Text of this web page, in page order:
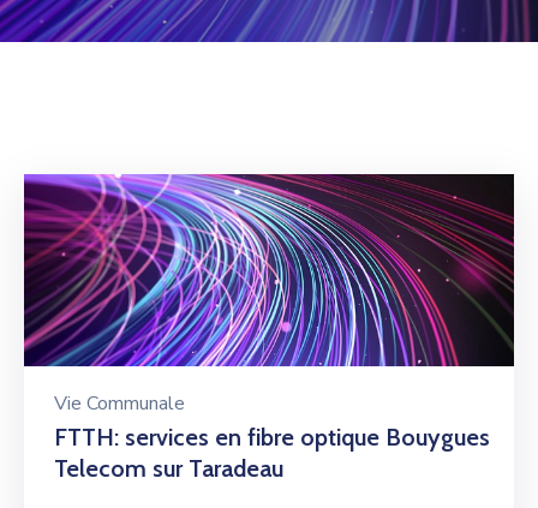
Jeunesse
Vie Communale
FTTH: services en fibre optique Bouygues
Telecom sur Taradeau